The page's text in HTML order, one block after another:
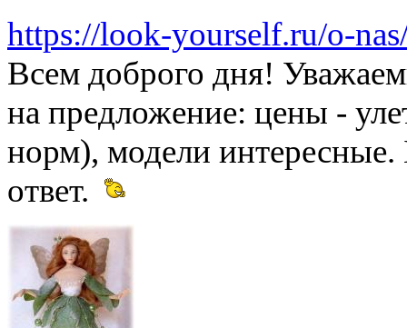
https://look-yourself.ru/o-
Всем доброго дня!
на предложение: цены -
норм), модели интересные.
ответ.